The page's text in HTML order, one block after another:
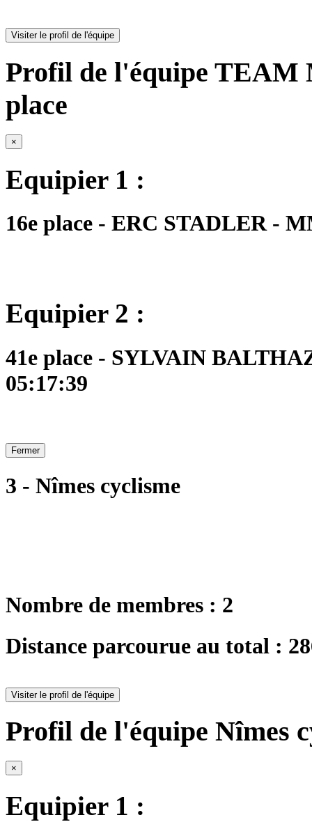
Visiter le profil de l'équipe
Profil de l'équipe TEAM
place
×
Equipier 1 :
16e place - ERC STADLER -
Equipier 2 :
41e place - SYLVAIN
05:17:39
Fermer
3 - Nîmes cyclisme
Nombre de membres : 2
Distance parcourue au total :
Visiter le profil de l'équipe
Profil de l'équipe Nîmes
×
Equipier 1 :